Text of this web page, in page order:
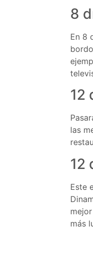
8
En 8
12
las
12
Este
más